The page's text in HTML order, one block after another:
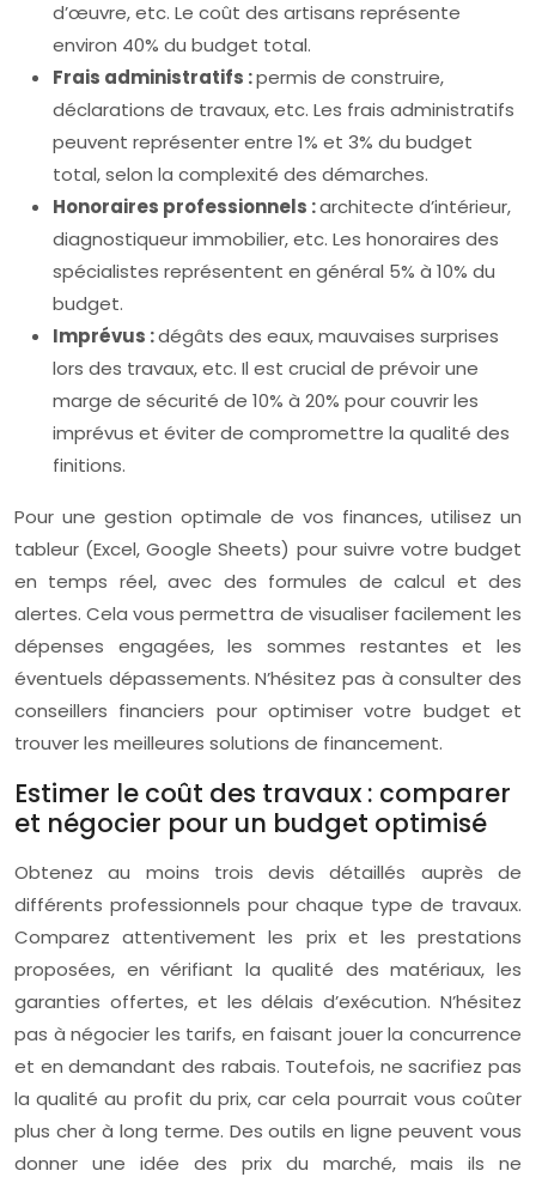
d’œuvre, etc. Le coût des artisans représente
environ 40% du budget total.
Frais administratifs :permis de construire,
déclarations de travaux, etc. Les frais administratifs
peuvent représenter entre 1% et 3% du budget
total, selon la complexité des démarches.
Honoraires professionnels :architecte d’intérieur,
diagnostiqueur immobilier, etc. Les honoraires des
spécialistes représentent en général 5% à 10% du
budget.
Imprévus :dégâts des eaux, mauvaises surprises
lors des travaux, etc. Il est crucial de prévoir une
marge de sécurité de 10% à 20% pour couvrir les
imprévus et éviter de compromettre la qualité des
finitions.
Pour une gestion optimale de vos finances, utilisez un
tableur (Excel, Google Sheets) pour suivre votre budget
en temps réel, avec des formules de calcul et des
alertes. Cela vous permettra de visualiser facilement les
dépenses engagées, les sommes restantes et les
éventuels dépassements. N’hésitez pas à consulter des
conseillers financiers pour optimiser votre budget et
trouver les meilleures solutions de financement.
Estimer le coût des travaux : comparer
et négocier pour un budget optimisé
Obtenez au moins trois devis détaillés auprès de
différents professionnels pour chaque type de travaux.
Comparez attentivement les prix et les prestations
proposées, en vérifiant la qualité des matériaux, les
garanties offertes, et les délais d’exécution. N’hésitez
pas à négocier les tarifs, en faisant jouer la concurrence
et en demandant des rabais. Toutefois, ne sacrifiez pas
la qualité au profit du prix, car cela pourrait vous coûter
plus cher à long terme. Des outils en ligne peuvent vous
donner une idée des prix du marché, mais ils ne